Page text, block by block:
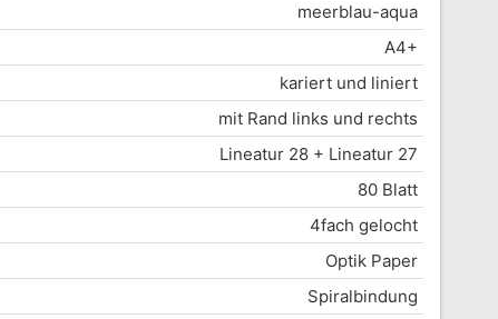
meerblau-aqua
A4+
kariert und liniert
mit Rand links und rechts
Lineatur 28 + Lineatur 27
80 Blatt
4fach gelocht
Optik Paper
Spiralbindung